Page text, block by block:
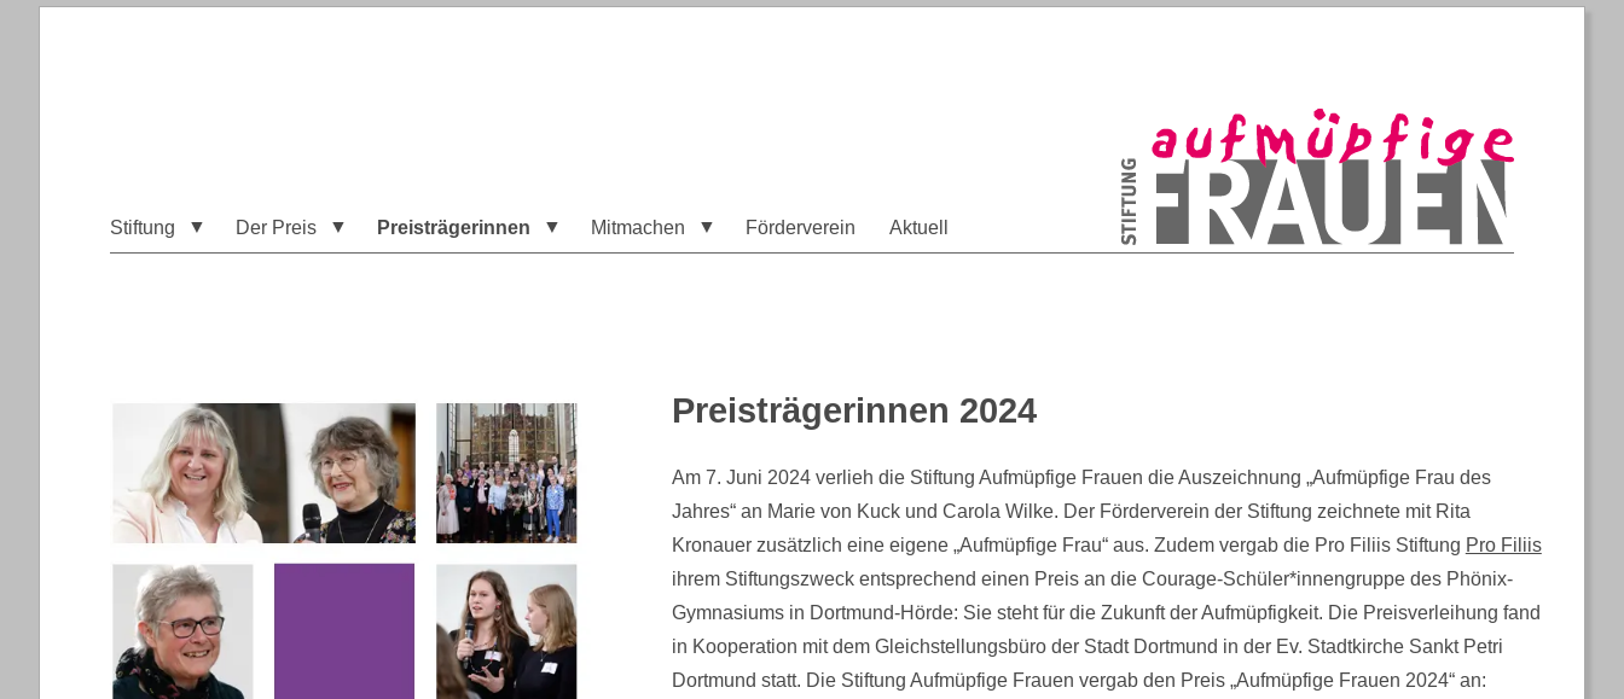
Stiftung Der Preis Preisträgerinnen Mitmachen Förderverein Aktuell
Preisträgerinnen 2024
Am 7. Juni 2024 verlieh die Stiftung Aufmüpfige Frauen die Auszeichnung „Aufmüpfige Frau des
Jahres“ an Marie von Kuck und Carola Wilke. Der Förderverein der Stiftung zeichnete mit Rita
Kronauer zusätzlich eine eigene „Aufmüpfige Frau“ aus. Zudem vergab die Pro Filiis Stiftung Pro Filiis
ihrem Stiftungszweck entsprechend einen Preis an die Courage-Schüler*innengruppe des Phönix-
Gymnasiums in Dortmund-Hörde: Sie steht für die Zukunft der Aufmüpfigkeit. Die Preisverleihung fand
in Kooperation mit dem Gleichstellungsbüro der Stadt Dortmund in der Ev. Stadtkirche Sankt Petri
Dortmund statt. Die Stiftung Aufmüpfige Frauen vergab den Preis „Aufmüpfige Frauen 2024“ an: